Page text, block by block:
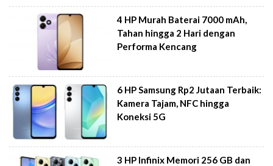
4 HP Murah Baterai 7000 mAh,
Tahan hingga 2 Hari dengan
Performa Kencang
6 HP Samsung Rp2 Jutaan Terbaik:
Kamera Tajam, NFC hingga
Koneksi 5G
3 HP Infinix Memori 256 GB dan